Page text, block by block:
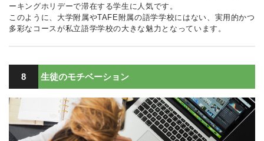
ーキングホリデーで滞在する学生に人気です。
このように、大学附属やTAFE附属の語学学校にはない、実用的かつ
多彩なコースが私立語学学校の大きな魅力となっています。
8 生徒のモチベーション